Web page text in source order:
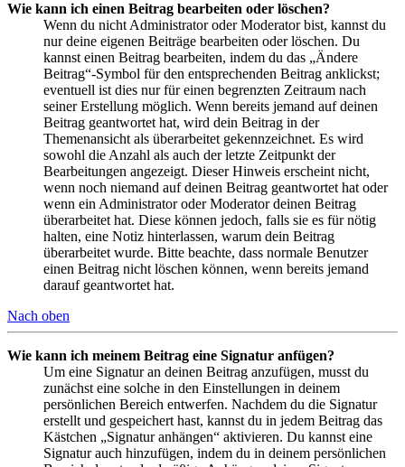
Wie kann ich einen Beitrag bearbeiten oder löschen?
Wenn du nicht Administrator oder Moderator bist, kannst du
nur deine eigenen Beiträge bearbeiten oder löschen. Du
kannst einen Beitrag bearbeiten, indem du das „Ändere
Beitrag“-Symbol für den entsprechenden Beitrag anklickst;
eventuell ist dies nur für einen begrenzten Zeitraum nach
seiner Erstellung möglich. Wenn bereits jemand auf deinen
Beitrag geantwortet hat, wird dein Beitrag in der
Themenansicht als überarbeitet gekennzeichnet. Es wird
sowohl die Anzahl als auch der letzte Zeitpunkt der
Bearbeitungen angezeigt. Dieser Hinweis erscheint nicht,
wenn noch niemand auf deinen Beitrag geantwortet hat oder
wenn ein Administrator oder Moderator deinen Beitrag
überarbeitet hat. Diese können jedoch, falls sie es für nötig
halten, eine Notiz hinterlassen, warum dein Beitrag
überarbeitet wurde. Bitte beachte, dass normale Benutzer
einen Beitrag nicht löschen können, wenn bereits jemand
darauf geantwortet hat.
Nach oben
Wie kann ich meinem Beitrag eine Signatur anfügen?
Um eine Signatur an deinen Beitrag anzufügen, musst du
zunächst eine solche in den Einstellungen in deinem
persönlichen Bereich entwerfen. Nachdem du die Signatur
erstellt und gespeichert hast, kannst du in jedem Beitrag das
Kästchen „Signatur anhängen“ aktivieren. Du kannst eine
Signatur auch hinzufügen, indem du in deinem persönlichen